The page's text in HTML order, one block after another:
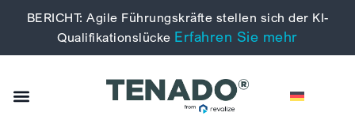
BERICHT: Agile Führungskräfte stellen sich der KI-
Qualifikationslücke Erfahren Sie mehr